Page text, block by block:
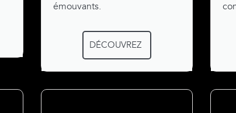
émouvants.
DÉCOUVREZ